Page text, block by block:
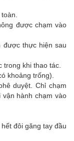
được chạm vào
được thực hiện sau
trong khi thao tác.
khoảng trống).
duyệt. Chỉ chạm
hành chạm vào
đôi găng tay đầu